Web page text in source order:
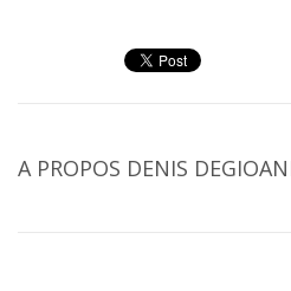
A PROPOS DENIS